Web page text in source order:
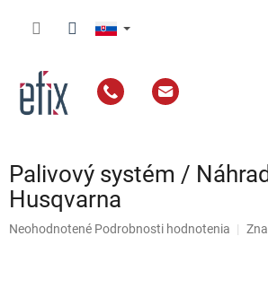
Palivový systém /
Husqvarna
Priemerné
Neohodnotené Podrobnosti hodnotenia